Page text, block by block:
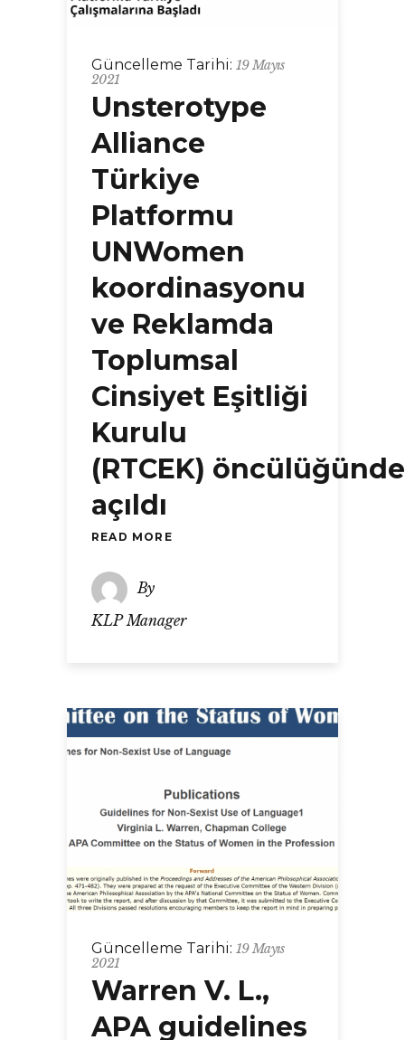
Güncelleme Tarihi: 19 Mayıs
2021
Unsterotype
Alliance
Türkiye
Platformu
UNWomen
koordinasyonu
ve Reklamda
Toplumsal
Cinsiyet Eşitliği
Kurulu
(RTCEK) öncülüğünde
açıldı
READ MORE
By
KLP Manager
Güncelleme Tarihi: 19 Mayıs
2021
Warren V. L.,
APA guidelines